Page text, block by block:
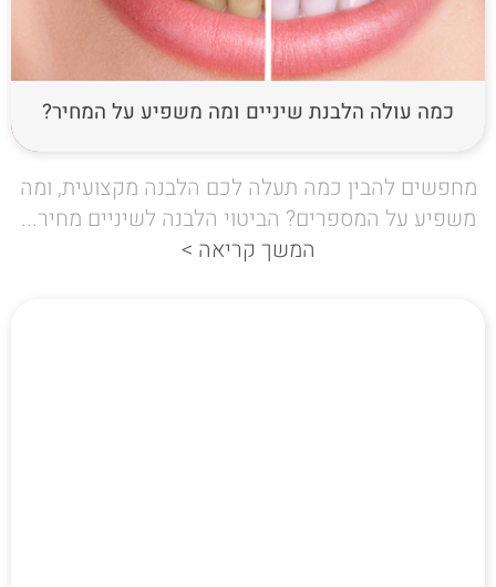
כמה עולה הלבנת שיניים ומה משפיע על המחיר?
מחפשים להבין כמה תעלה לכם הלבנה מקצועית, ומה
משפיע על המספרים? הביטוי הלבנה לשיניים מחיר...
המשך קריאה >